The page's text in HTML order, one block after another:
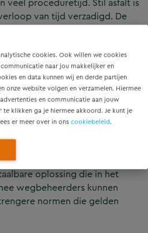
cookies. Ook willen we cookies
naar jou makkelijker en
en data kunnen wij en derde partijen
onze website volgen en verzamelen. Hiermee
en communicatie aan jouw
te klikken ga je hiermee akkoord. Je kunt je
er meer over in ons cookiebeleid.
veel proceduretijd. Stil asfalt is
van tijd verzadigd. De
omdat deze circa 30 jaar mee
GeluidVangrail kan ook als
op plekken waar al stil
norm wordt overschreden. Dit
drempelwaarde te blijven.
nieuw ontwerp. Het is
met geluidsreductie. Dit
oplossing die in het
wegbeheerders kunnen
normen die gelden